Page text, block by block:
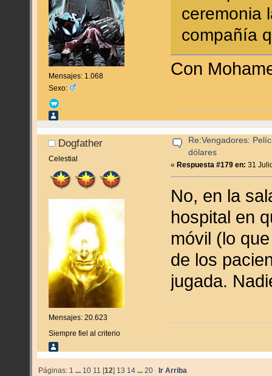
Mensajes: 1.068
Sexo:
ceremonia
compañía
Con
Dogfather
Celestial
Mensajes: 20.623
Siempre fiel al criterio
Re:Vengadores:
dólares
« Respuesta #179 en: 31
No, en la
hospital en
móvil (lo
de los
jugada.
Páginas: 1 ... 10 11 [12] 13 14 ...20 Ir Arriba